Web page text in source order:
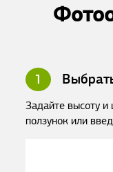
1
Задайте высоту
ползунок или